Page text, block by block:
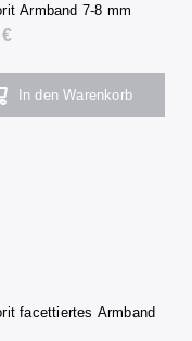
Armband 7-8 mm
In den Warenkorb
facettiertes Armband